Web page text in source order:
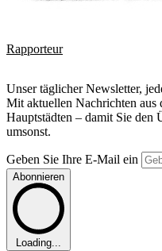
Rapporteur
Unser täglicher Newsletter,
Mit aktuellen Nachrichten aus
Hauptstädten – damit Sie den
umsonst.
Geben Sie Ihre E-Mail ein
Abonnieren
Loading...